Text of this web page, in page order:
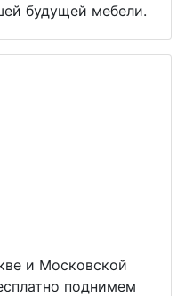
будущей мебели.
и Московской
поднимем